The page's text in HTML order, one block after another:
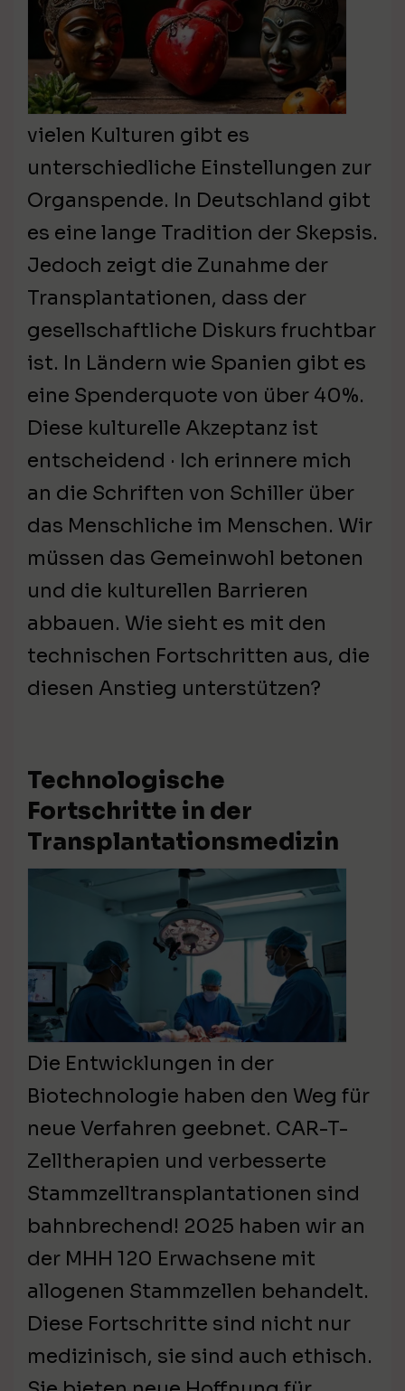
vielen Kulturen gibt es
unterschiedliche Einstellungen zur
Organspende. In Deutschland gibt
es eine lange Tradition der Skepsis.
Jedoch zeigt die Zunahme der
Transplantationen, dass der
gesellschaftliche Diskurs fruchtbar
ist. In Ländern wie Spanien gibt es
eine Spenderquote von über 40%.
Diese kulturelle Akzeptanz ist
entscheidend · Ich erinnere mich
an die Schriften von Schiller über
das Menschliche im Menschen. Wir
müssen das Gemeinwohl betonen
und die kulturellen Barrieren
abbauen. Wie sieht es mit den
technischen Fortschritten aus, die
diesen Anstieg unterstützen?
Technologische
Fortschritte in der
Transplantationsmedizin
Die Entwicklungen in der
Biotechnologie haben den Weg für
neue Verfahren geebnet. CAR-T-
Zelltherapien und verbesserte
Stammzelltransplantationen sind
bahnbrechend! 2025 haben wir an
der MHH 120 Erwachsene mit
allogenen Stammzellen behandelt.
Diese Fortschritte sind nicht nur
medizinisch, sie sind auch ethisch.